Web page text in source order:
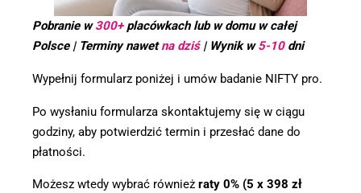
Pobranie w300+placówkach lub w domu w całej
Polsce | Terminy nawetna dziś| Wynik w5-10dni
Wypełnij formularz poniżej i umów badanie NIFTY pro.
Po wysłaniu formularza skontaktujemy się w ciągu
godziny, aby potwierdzić termin i przesłać dane do
płatności.
Możesz wtedy wybrać również raty 0% (5 x 398 zł